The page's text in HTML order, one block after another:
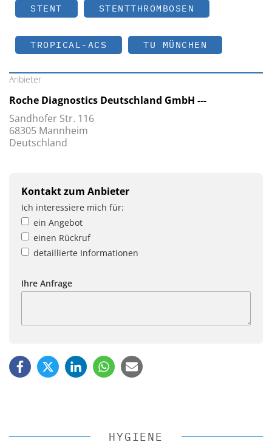
STENT STENTTHROMBOSEN
TROPICAL-ACS TU MÜNCHEN
Anbieter
Roche Diagnostics Deutschland GmbH ---
Sandhofer Str. 116
68305 Mannheim
Deutschland
Kontakt zum Anbieter
Ich interessiere mich für:
ein Angebot
einen Rückruf
detaillierte Informationen
Ihre Anfrage
HYGIENE